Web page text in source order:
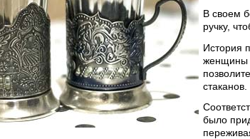
В своем
ручку,
История
женщины
стаканов.
было